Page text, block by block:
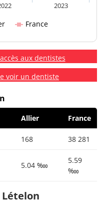
France
2023
aux dentistes
voir un dentiste
Allier France
168 38 281
5.04 ‱
5.59
‱